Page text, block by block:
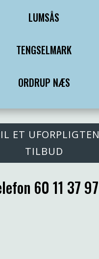
LUMSÅS
TENGSELMARK
ORDRUP NÆS
ET
TILBUD
60 11 37 97